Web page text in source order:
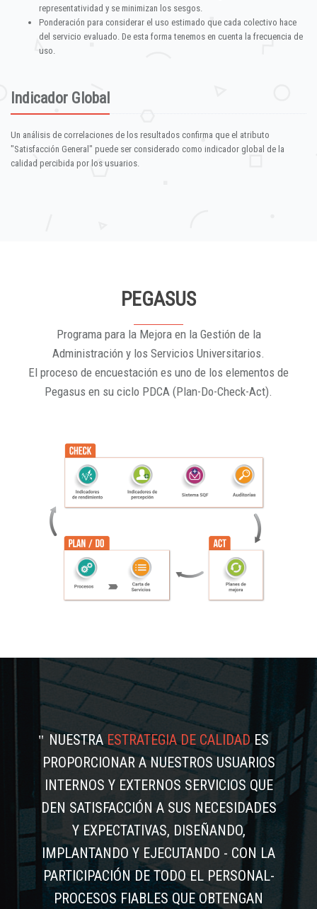
representatividad y se minimizan los sesgos.
Ponderación para considerar el uso estimado que cada colectivo hace
del servicio evaluado. De esta forma tenemos en cuenta la frecuencia de
uso.
Indicador Global
Un análisis de correlaciones de los resultados confirma que el atributo
"Satisfacción General" puede ser considerado como indicador global de la
calidad percibida por los usuarios.
PEGASUS
Programa para la Mejora en la Gestión de la
Administración y los Servicios Universitarios.
El proceso de encuestación es uno de los elementos de
Pegasus en su ciclo PDCA (Plan-Do-Check-Act).
NUESTRAESTRATEGIA DE CALIDADES
PROPORCIONAR A NUESTROS USUARIOS
INTERNOS Y EXTERNOS SERVICIOS QUE
DEN SATISFACCIÓN A SUS NECESIDADES
Y EXPECTATIVAS, DISEÑANDO,
IMPLANTANDO Y EJECUTANDO - CON LA
PARTICIPACIÓN DE TODO EL PERSONAL-
PROCESOS FIABLES QUE OBTENGAN